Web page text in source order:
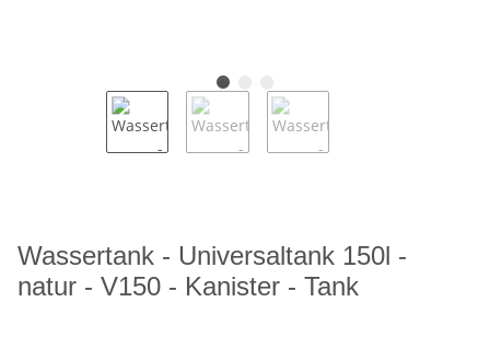
Wassertank - Universaltank 150l -
natur - V150 - Kanister - Tank